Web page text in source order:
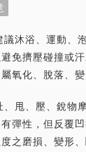
沐浴、運動、
免擠壓碰撞或
氧化、脫落、變
甩、壓、銳物
彈性，但反覆
之磨損、變形、